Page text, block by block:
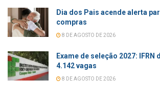
Dia dos Pais acende alerta
compras
8 DE AGOSTO DE 2026
Exame de seleção 2027:
4.142 vagas
8 DE AGOSTO DE 2026